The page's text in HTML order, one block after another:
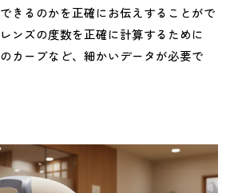
きるのかを正確にお伝えすることがで
ンズの度数を正確に計算するために
カーブなど、細かいデータが必要で